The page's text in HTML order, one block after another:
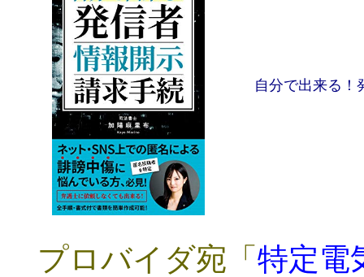
自分で出来る！
プロバイダ宛「 特定電